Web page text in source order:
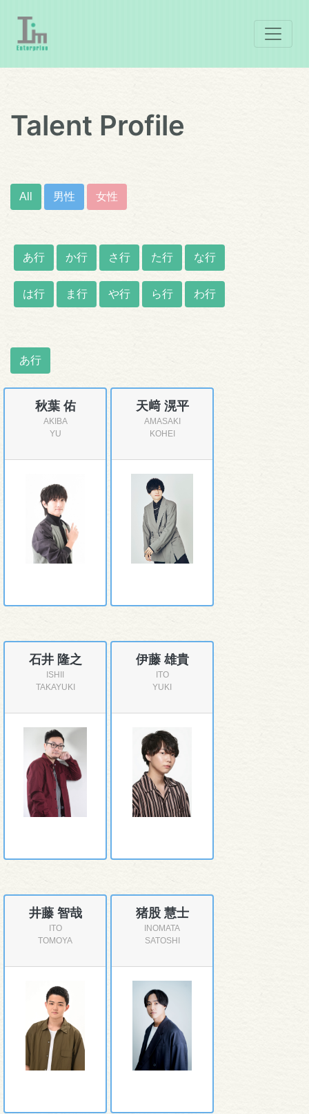
Talent Profile
All 男性 女性
あ行 か行 さ行 た行 な行
は行 ま行 や行 ら行 わ行
あ行
秋葉 佑
AKIBA
YU
天﨑 滉平
AMASAKI
KOHEI
石井 隆之
ISHII
TAKAYUKI
伊藤 雄貴
ITO
YUKI
井藤 智哉
ITO
TOMOYA
猪股 慧士
INOMATA
SATOSHI